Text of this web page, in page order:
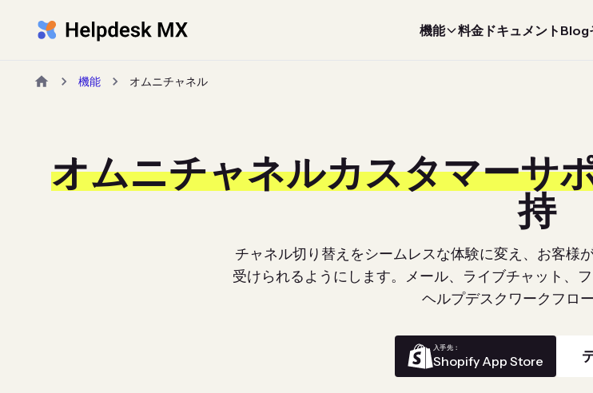
機能 料金 ドキュメント Blog
機能 オムニチャネル
オムニチャネルカスタマーサ
持
チャネル切り替えをシームレスな体験に変え、お客様
受けられるようにします。メール、ライブチャット、
ヘルプデスクワークフロー
入手先：
Shopify App Store